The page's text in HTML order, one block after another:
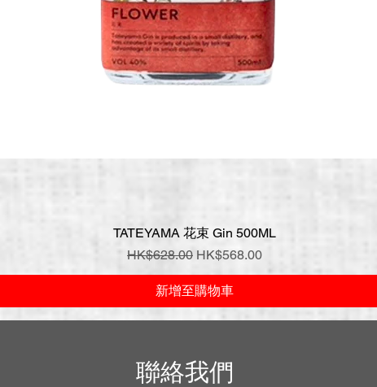
快速瀏覽
TATEYAMA 花束 Gin 500ML
一般價格
HK$628.00 促銷價格
HK$568.00
新增至購物車
聯絡我們